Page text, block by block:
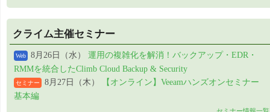
クライム主催セミナー
Web 8月26日（水） 運用の複雑化を解消！バックアップ・EDR・
RMMを統合したClimb Cloud Backup & Security
セミナー 8月27日（木）
【オンライン】Veeamハンズオンセミナー
基本編